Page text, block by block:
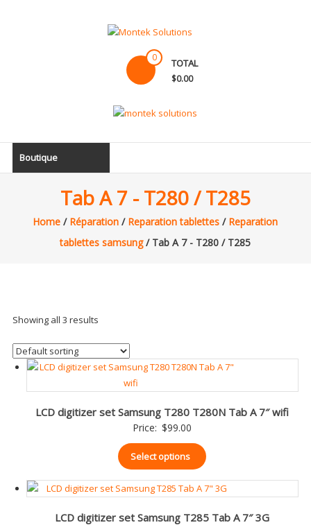
Ordinateur,
électronique
0 TOTAL
$0.00
Boutique
Tab A 7 - T280 / T285
Home / Réparation / Reparation tablettes / Reparation
tablettes samsung/ Tab A 7 - T280 / T285
Showing all 3 results
LCD digitizer set Samsung T280 T280N Tab A 7″ wifi
Price: $99.00
Select options
LCD digitizer set Samsung T285 Tab A 7″ 3G